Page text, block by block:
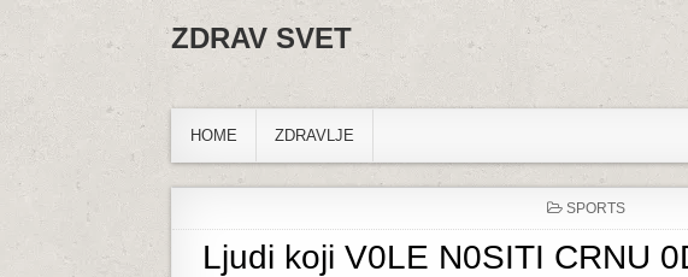
Skip to content
ZDRAV SVET
HOME ZDRAVLJE
POSTED IN
SPORTS
Ljudi koji V0LE N0SITI CRNU